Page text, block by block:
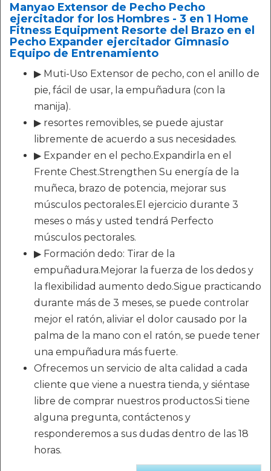
Manyao Extensor de Pecho Pecho
ejercitador for los Hombres - 3 en 1 Home
Fitness Equipment Resorte del Brazo en el
Pecho Expander ejercitador Gimnasio
Equipo de Entrenamiento
▶ Muti-Uso Extensor de pecho, con el anillo de
pie, fácil de usar, la empuñadura (con la
manija).
▶ resortes removibles, se puede ajustar
libremente de acuerdo a sus necesidades.
▶ Expander en el pecho.Expandirla en el
Frente Chest.Strengthen Su energía de la
muñeca, brazo de potencia, mejorar sus
músculos pectorales.El ejercicio durante 3
meses o más y usted tendrá Perfecto
músculos pectorales.
▶ Formación dedo: Tirar de la
empuñadura.Mejorar la fuerza de los dedos y
la flexibilidad aumento dedo.Sigue practicando
durante más de 3 meses, se puede controlar
mejor el ratón, aliviar el dolor causado por la
palma de la mano con el ratón, se puede tener
una empuñadura más fuerte.
Ofrecemos un servicio de alta calidad a cada
cliente que viene a nuestra tienda, y siéntase
libre de comprar nuestros productos.Si tiene
alguna pregunta, contáctenos y
responderemos a sus dudas dentro de las 18
horas.